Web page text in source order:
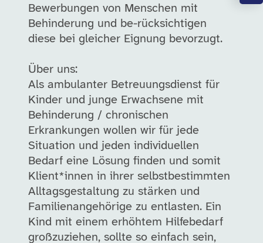
Bewerbungen von Menschen mit
Behinderung und be-rücksichtigen
diese bei gleicher Eignung bevorzugt.
Über uns:
Als ambulanter Betreuungsdienst für
Kinder und junge Erwachsene mit
Behinderung / chronischen
Erkrankungen wollen wir für jede
Situation und jeden individuellen
Bedarf eine Lösung finden und somit
Klient*innen in ihrer selbstbestimmten
Alltagsgestaltung zu stärken und
Familienangehörige zu entlasten. Ein
Kind mit einem erhöhtem Hilfebedarf
großzuziehen, sollte so einfach sein,